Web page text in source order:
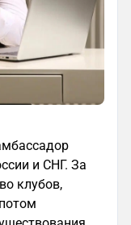
и СНГ. За
клубов,